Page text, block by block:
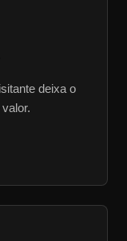
deixa o